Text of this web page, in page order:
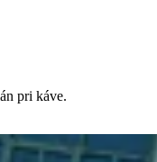
pri káve.